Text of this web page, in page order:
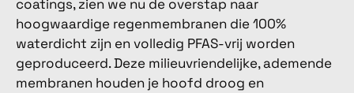
coatings, zien we nu de overstap naar
hoogwaardige regenmembranen die 100%
waterdicht zijn en volledig PFAS-vrij worden
geproduceerd. Deze milieuvriendelijke, ademende
membranen houden je hoofd droog en